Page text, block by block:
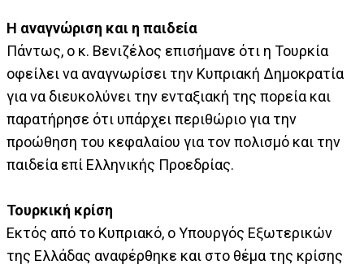
Η αναγνώριση και η παιδεία
Πάντως, ο κ. Βενιζέλος επισήμανε ότι η Τουρκία
οφείλει να αναγνωρίσει την Κυπριακή Δημοκρατία
για να διευκολύνει την ενταξιακή της πορεία και
παρατήρησε ότι υπάρχει περιθώριο για την
προώθηση του κεφαλαίου για τον πολισμό και την
παιδεία επί Ελληνικής Προεδρίας.
Τουρκική κρίση
Εκτός από το Κυπριακό, ο Υπουργός Εξωτερικών
της Ελλάδας αναφέρθηκε και στο θέμα της κρίσης